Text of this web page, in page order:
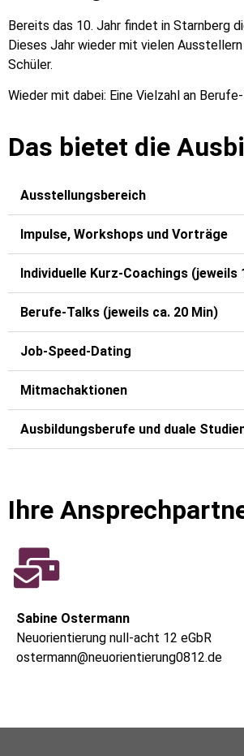
Bereits das 10. Jahr findet in Starnberg
Dieses Jahr wieder mit vielen
Schüler.
Wieder mit dabei: Eine Vielzahl an
Das bietet die
Ausstellungsbereich
Impulse, Workshops und Vorträge
Individuelle Kurz-Coachings
Berufe-Talks (jeweils ca. 20 Min)
Job-Speed-Dating
Mitmachaktionen
Ausbildungsberufe und duale
Ihre
Sabine Ostermann
Neuorientierung null-acht 12 eGbR
ostermann@neuorientierung0812.de